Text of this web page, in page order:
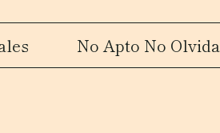
No Apto No Olvida